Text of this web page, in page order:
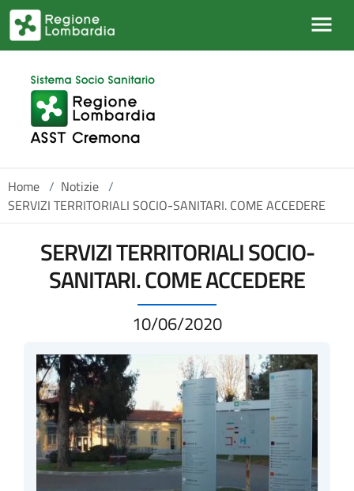
Salta al contenuto principale
Home / Notizie /
SERVIZI TERRITORIALI SOCIO-SANITARI. COME ACCEDERE
SERVIZI TERRITORIALI SOCIO-
SANITARI. COME ACCEDERE
10/06/2020